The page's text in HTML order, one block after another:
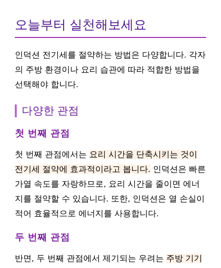
오늘부터 실천해보세요
인덕션 전기세를 절약하는 방법은 다양합니다. 각자
의 주방 환경이나 요리 습관에 따라 적합한 방법을
선택해야 합니다.
다양한 관점
첫 번째 관점
첫 번째 관점에서는 요리 시간을 단축시키는 것이
전기세 절약에 효과적이라고 봅니다. 인덕션은 빠른
가열 속도를 자랑하므로, 요리 시간을 줄이면 에너
지를 절약할 수 있습니다. 또한, 인덕션은 열 손실이
적어 효율적으로 에너지를 사용합니다.
두 번째 관점
반면, 두 번째 관점에서 제기되는 우려는 주방 기기